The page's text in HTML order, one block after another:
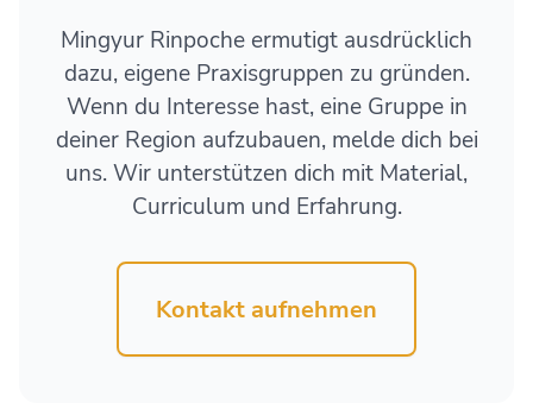
Mingyur Rinpoche ermutigt ausdrücklich
dazu, eigene Praxisgruppen zu gründen.
Wenn du Interesse hast, eine Gruppe in
deiner Region aufzubauen, melde dich bei
uns. Wir unterstützen dich mit Material,
Curriculum und Erfahrung.
Kontakt aufnehmen